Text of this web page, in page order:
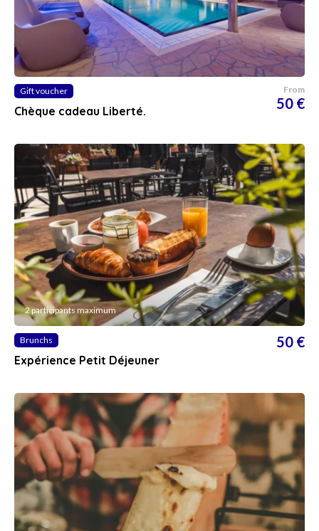
Gift voucher
Chèque cadeau Liberté.
From
50 €
2 participants maximum
Brunchs
Expérience Petit Déjeuner
50 €